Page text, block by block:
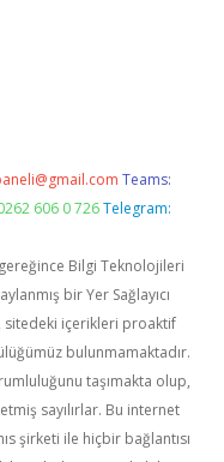
Teams:
606 0 726 Telegram:
gereğince Bilgi Teknolojileri
bir Yer Sağlayıcı
sitedeki içerikleri proaktif
bulunmamaktadır.
taşımakta olup,
sayılırlar. Bu internet
şirketi ile hiçbir bağlantısı